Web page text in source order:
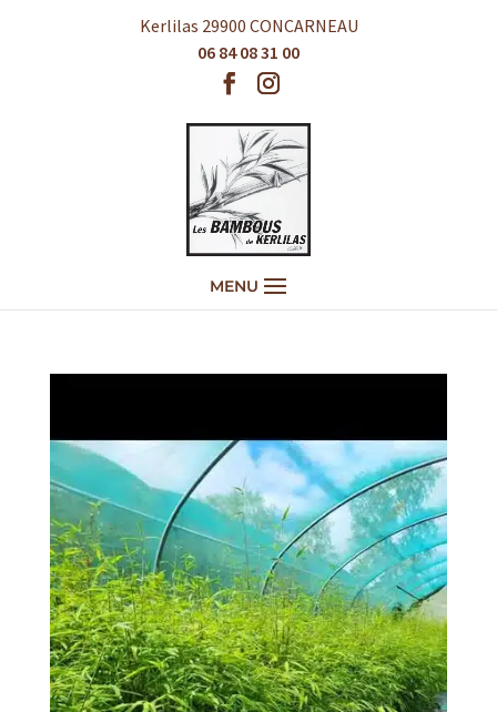
Kerlilas 29900 CONCARNEAU
06 84 08 31 00